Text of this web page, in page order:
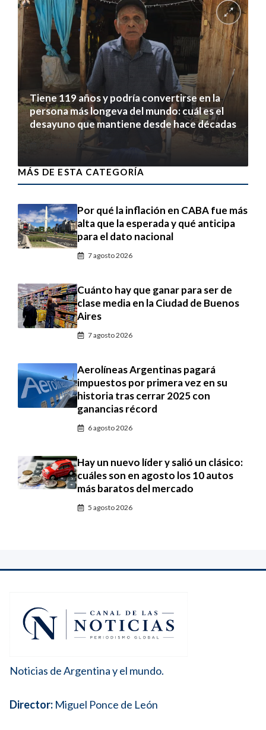
Tiene 119 años y podría convertirse en la
persona más longeva del mundo: cuál es el
desayuno que mantiene desde hace décadas
MÁS DE ESTA CATEGORÍA
Por qué la inflación en CABA fue más
alta que la esperada y qué anticipa
para el dato nacional
7 agosto 2026
Cuánto hay que ganar para ser de
clase media en la Ciudad de Buenos
Aires
7 agosto 2026
Aerolíneas Argentinas pagará
impuestos por primera vez en su
historia tras cerrar 2025 con
ganancias récord
6 agosto 2026
Hay un nuevo líder y salió un clásico:
cuáles son en agosto los 10 autos
más baratos del mercado
5 agosto 2026
Noticias de Argentina y el mundo.
Director: Miguel Ponce de León